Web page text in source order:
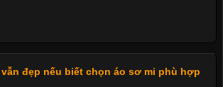
đẹp nếu biết chọn áo sơ mi phù hợp